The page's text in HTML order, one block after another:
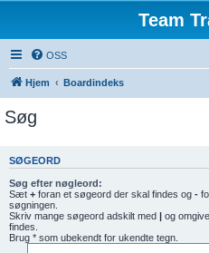
Team
OSS
Hjem Boardindeks
Søg
SØGEORD
Søg efter nøgleord:
Sæt + foran et søgeord der skal findes og -
søgningen.
Skriv mange søgeord adskilt med | og
findes.
Brug * som ubekendt for ukendte tegn.